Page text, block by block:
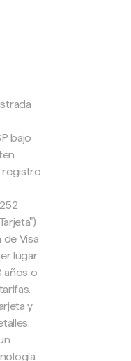
bajo
registro
de Visa
lugar
años o
y